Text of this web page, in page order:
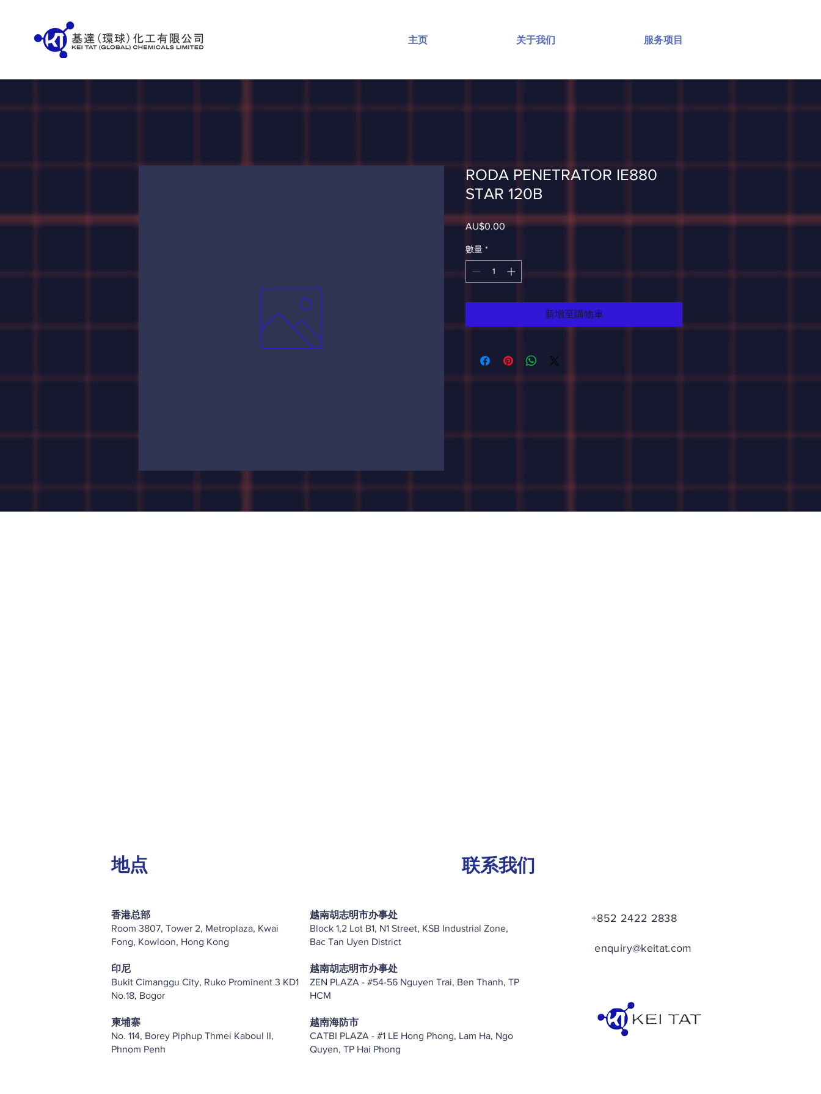
主页 关于我们 服务项目
RODA PENETRATOR IE880
STAR 120B
AU$0.00價
數量 *
新增至購物車
地点
香港总部
Room 3807, Tower 2, Metroplaza, Kwai
Fong, Kowloon, Hong Kong
印尼
Bukit Cimanggu City, Ruko Prominent 3 KD1
No.18, Bogor
柬埔寨
No. 114, Borey Piphup Thmei Kaboul II,
Phnom Penh
联系我们
越南胡志明市办事处
Block 1,2 Lot B1, N1 Street, KSB Industrial Zone,
Bac Tan Uyen District
越南胡志明市办事处
ZEN PLAZA - #54-56 Nguyen Trai, Ben Thanh, TP
HCM
越南海防市
CATBI PLAZA - #1 LE Hong Phong, Lam Ha, Ngo
Quyen, TP Hai Phong
+852 2422 2838
enquiry@keitat.com